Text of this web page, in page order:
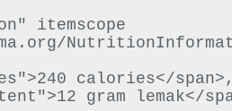
itemscope
calories</span>,
gram lemak</